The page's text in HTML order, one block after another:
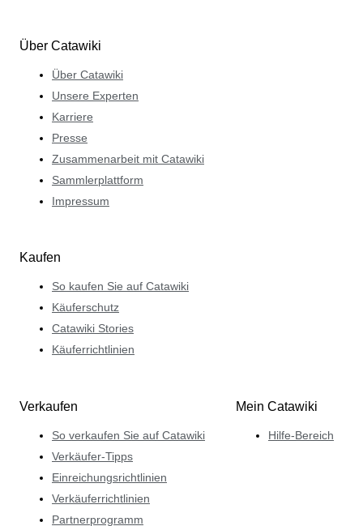
Über Catawiki
Über Catawiki
Unsere Experten
Karriere
Presse
Zusammenarbeit mit Catawiki
Sammlerplattform
Impressum
Kaufen
So kaufen Sie auf Catawiki
Käuferschutz
Catawiki Stories
Käuferrichtlinien
Verkaufen
So verkaufen Sie auf Catawiki
Verkäufer-Tipps
Einreichungsrichtlinien
Verkäuferrichtlinien
Partnerprogramm
Mein Catawiki
Hilfe-Bereich